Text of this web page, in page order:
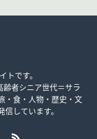
トです。
齢者シニア世代＝サラ
・食・人物・歴史・文
しています。